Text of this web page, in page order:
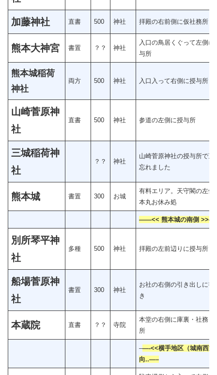
加藤神社 直書 500 神社 拝殿の右前側に仮社務所
熊本大神宮 書置 ？？ 神社
入口の鳥居くぐって左側に
与所
熊本城稲荷
神社
両方 500 神社 入口入って右側に授与所
山崎菅原神
社
直書 500 神社 参道の左側に授与所
三城稲荷神
社
？？ 神社
山崎菅原神社の授与所で頂
忘れました
熊本城 書置 300 お城
有料エリア。天守閣の左側
本丸お休み処
——<< 熊本城の南側
別所琴平神
社
多種 500 神社 拝殿の左前辺りに授与所
船場菅原神
社
書置 300 神社
お社の右側の引き出しに書
き
本蔵院 直書 ？？ 寺院
本堂の右側に庫裏・社務
–—-<<横手地区（城南西方
向..—–